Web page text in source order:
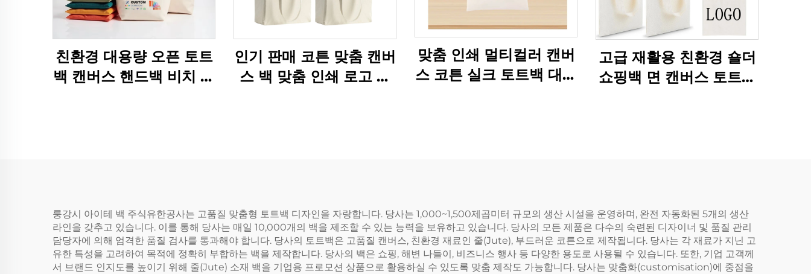
친환경 대용량 오픈 토트
백 캔버스 핸드백 비치 쇼
인기 판매 코튼 맞춤 캔버
스 백 맞춤 인쇄 로고 토
맞춤 인쇄 멀티컬러 캔버
스 코튼 실크 토트백 대형
고급 재활용 친환경 숄더
쇼핑백 면 캔버스 토트백
룽강시 아이테 백 주식유한공사는 고품질 맞춤형 토트백 디자인을 자랑합니다. 당사는 1,000~1,500제곱미터 규모의 생산 시설을 운영하며, 완전 자동화된 5개의 생산
라인을 갖추고 있습니다. 이를 통해 당사는 매일 10,000개의 백을 제조할 수 있는 능력을 보유하고 있습니다. 당사의 모든 제품은 다수의 숙련된 디자이너 및 품질 관리
담당자에 의해 엄격한 품질 검사를 통과해야 합니다. 당사의 토트백은 고품질 캔버스, 친환경 재료인 줄(Jute), 부드러운 코튼으로 제작됩니다. 당사는 각 재료가 지닌 고
유한 특성을 고려하여 목적에 정확히 부합하는 백을 제작합니다. 당사의 백은 쇼핑, 해변 나들이, 비즈니스 행사 등 다양한 용도로 사용될 수 있습니다. 또한, 기업 고객께
서 브랜드 인지도를 높이기 위해 줄(Jute) 소재 백을 기업용 프로모션 상품으로 활용하실 수 있도록 맞춤 제작도 가능합니다. 당사는 맞춤화(customisation)에 중점을